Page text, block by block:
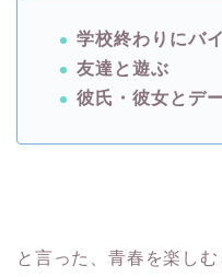
学校終わりにバ
友達と遊ぶ
彼氏・彼女とデ
と言った、青春を楽し